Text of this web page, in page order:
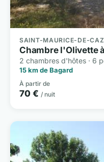
SAINT-MAURICE-DE-
Chambre l'Olivette
2 chambres d'hôtes · 6
15 km de Bagard
À partir de
70 € / nuit